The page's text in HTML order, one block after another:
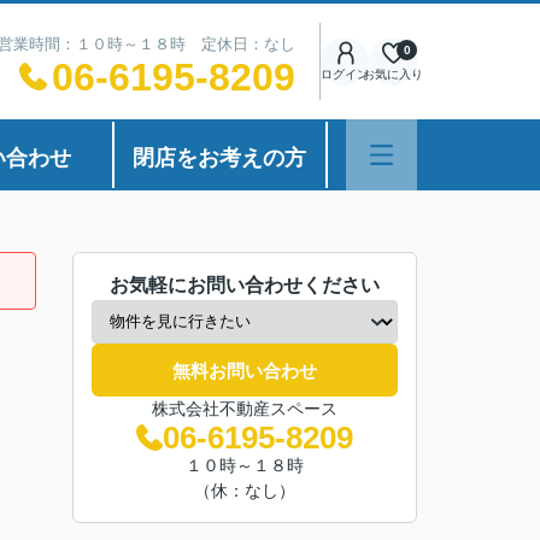
業時間：１０時～１８時 定休日：なし
06-6195-8209 ログインお気に入り
0
合わせ 閉店をお考えの方
お気軽にお問い合わせください
無料お問い合わせ
株式会社不動産スペース
06-6195-8209
１０時～１８時
（休：なし）